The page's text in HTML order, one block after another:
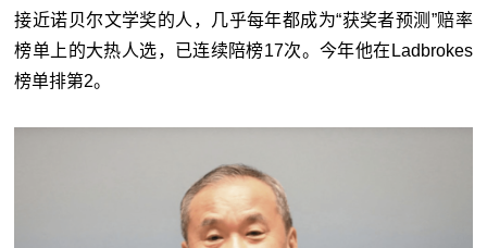
接近诺贝尔文学奖的人，几乎每年都成为“获奖者预测”赔率
榜单上的大热人选，已连续陪榜17次。今年他在Ladbrokes
榜单排第2。